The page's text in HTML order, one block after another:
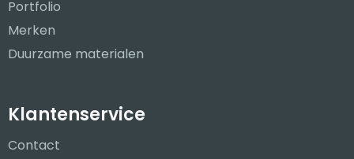
Portfolio
Merken
Duurzame materialen
Klantenservice
Contact